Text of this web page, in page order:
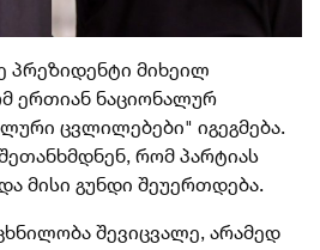
პრეზიდენტი მიხეილ
ერთიან ნაციონალურ
ცვლილებები" იგეგმება.
რომ პარტიას
მისი გუნდი შეუერთდება.
შევიცვალე, არამედ